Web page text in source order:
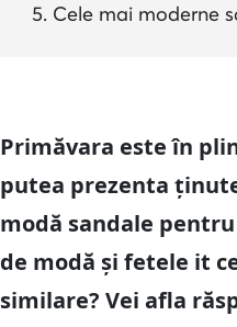
Cele mai moderne
Primăvara este în
putea prezenta
modă sandale
de modă și fetele it
similare? Vei afla